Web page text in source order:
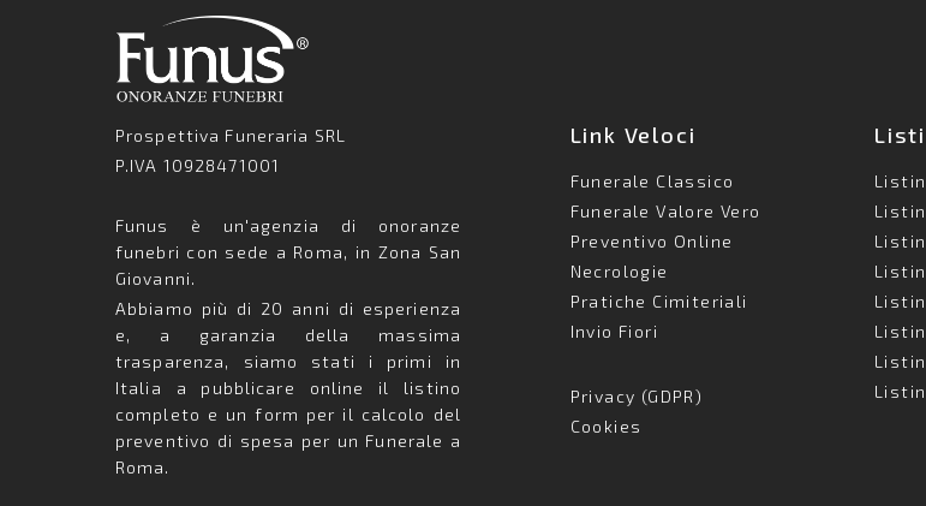
Prospettiva Funeraria SRL
P.IVA 10928471001
Funus è un'agenzia di onoranze
funebri con sede a Roma, in Zona San
Giovanni.
Abbiamo più di 20 anni di esperienza
e, a garanzia della massima
trasparenza, siamo stati i primi in
Italia a pubblicare online il listino
completo e un form per il calcolo del
preventivo di spesa per un Funerale a
Roma.
Link Veloci
Funerale Classico
Funerale Valore Vero
Preventivo Online
Necrologie
Pratiche Cimiteriali
Invio Fiori
Privacy (GDPR)
Cookies